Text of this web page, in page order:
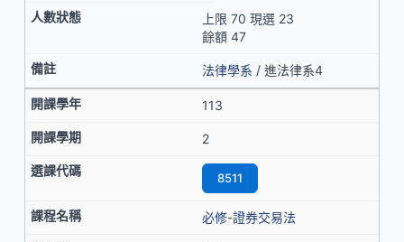
上限 70 現選 23
餘額 47
法律學系 / 進法律系4
113
2
8511
必修-證券交易法